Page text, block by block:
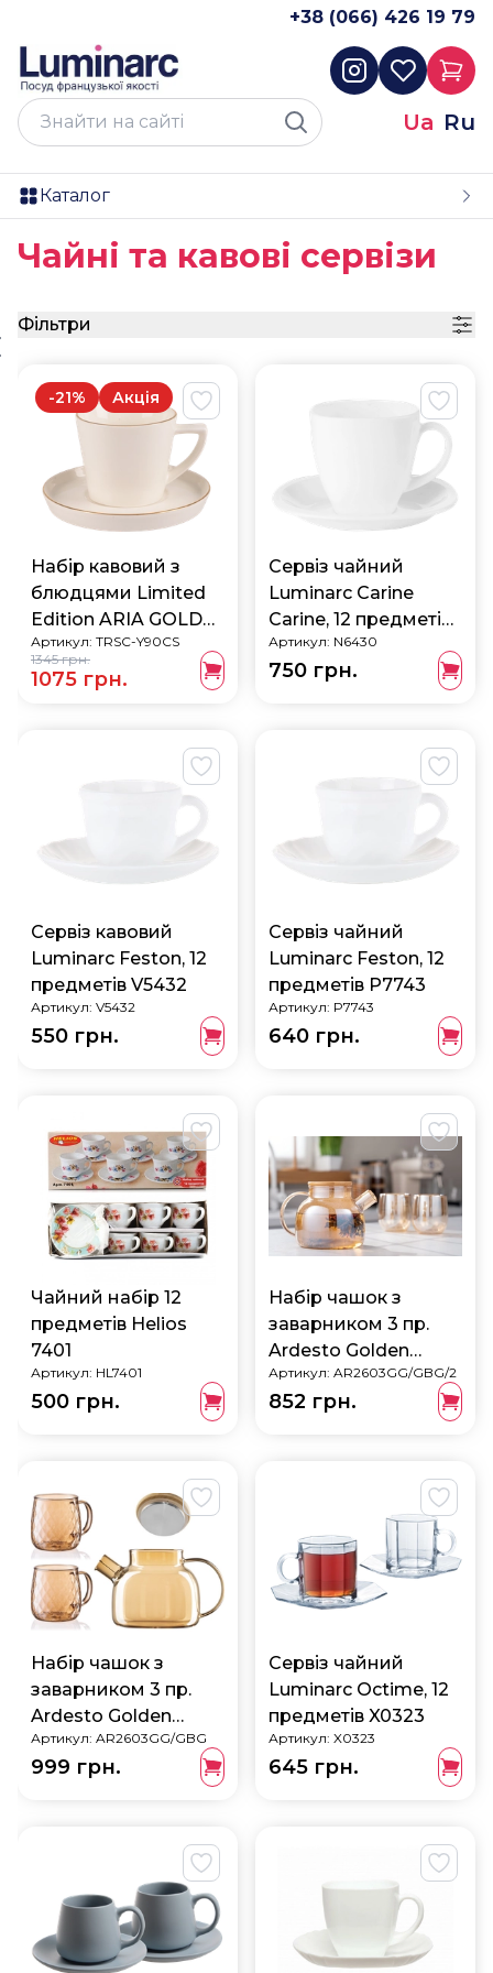
+38 (066) 426 19 79
Ua Ru
Каталог
Чайні та кавові сервізи
Фільтри
-21% Акція
Набір кавовий з
блюдцями Limited
Edition ARIA GOLD
90 млх 6 шт (TRSC-
Y90CS)
Артикул: TRSC-Y90CS
1345 грн.
1075 грн.
Сервіз чайний
Luminarc Carine
Carine, 12 предметів
N6430
Артикул: N6430
750 грн.
Сервіз кавовий
Luminarc Feston, 12
предметів V5432
Артикул: V5432
550 грн.
Сервіз чайний
Luminarc Feston, 12
предметів P7743
Артикул: P7743
640 грн.
Чайний набір 12
предметів Helios
7401
Артикул: HL7401
500 грн.
Набір чашок з
заварником 3 пр.
Ardesto Golden
Moon
AR2603GG/GBG/2
Артикул: AR2603GG/GBG/2
852 грн.
Набір чашок з
заварником 3 пр.
Ardesto Golden
Moon
AR2603GG/GBG
Артикул: AR2603GG/GBG
999 грн.
Сервіз чайний
Luminarc Octime, 12
предметів X0323
Артикул: X0323
645 грн.